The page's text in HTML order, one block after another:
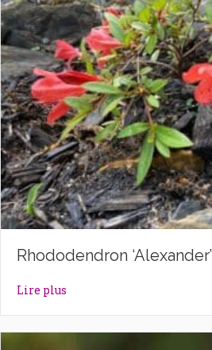
Rhododendron ‘Alexander’
Lire plus